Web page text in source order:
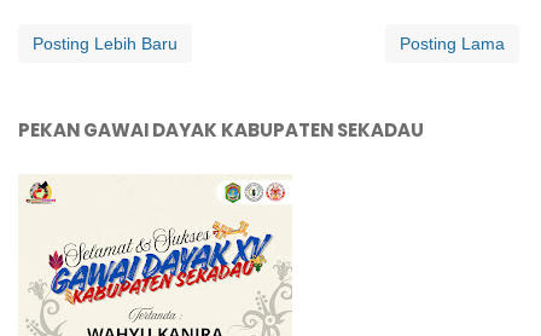
Posting Lebih Baru Posting Lama
PEKAN GAWAI DAYAK KABUPATEN SEKADAU